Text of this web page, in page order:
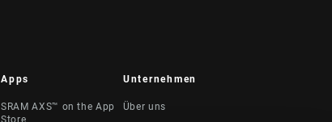
Apps
SRAM AXS™ on the App
Unternehmen
Über uns